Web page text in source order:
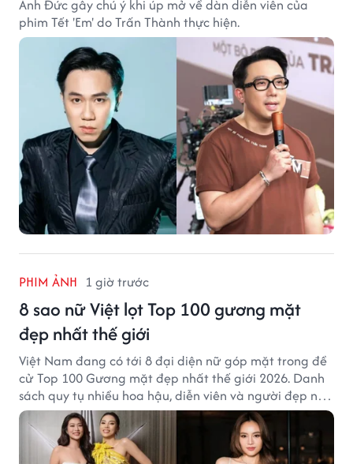
Anh Đức gây chú ý khi úp mở về dàn diễn viên của
phim Tết 'Em' do Trấn Thành thực hiện.
PHIM ẢNH 1 giờ trước
8 sao nữ Việt lọt Top 100 gương mặt
đẹp nhất thế giới
Việt Nam đang có tới 8 đại diện nữ góp mặt trong đề
cử Top 100 Gương mặt đẹp nhất thế giới 2026. Danh
sách quy tụ nhiều hoa hậu, diễn viên và người đẹp nổi
tiếng của showbiz Việt.